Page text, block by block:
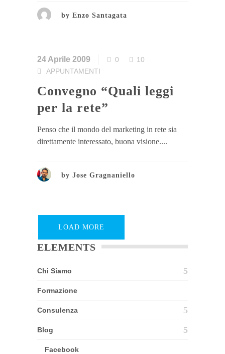
by Enzo Santagata
24 Aprile 2009 0
10
APPUNTAMENTI
Convegno “Quali leggi
per la rete”
Penso che il mondo del marketing in rete sia
direttamente interessato, buona visione....
by Jose Gragnaniello
LOAD MORE
ELEMENTS
Chi Siamo
Formazione
Consulenza
Blog
Facebook